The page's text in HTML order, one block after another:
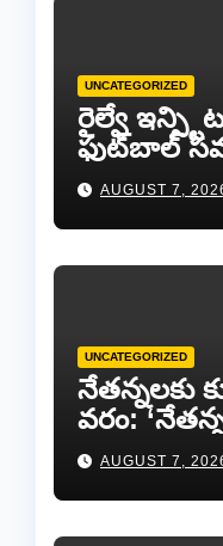
UNCATEGORIZED
రైల్వే
ఫుట్‌బాల్
జట్లు సిద్ధం!.
AUGUST 7,
UNCATEGORIZED
​నేతన్నలకు
వరం:
ద్వారా ఏటా
సాయం!
AUGUST 7,